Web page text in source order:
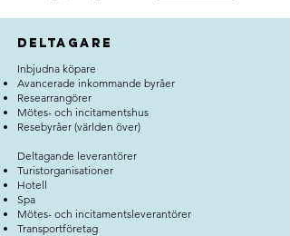
Deltagare
Inbjudna köpare
Avancerade inkommande byråer
Researrangörer
Mötes- och incitamentshus
Resebyråer (världen över)
Deltagande leverantörer
Turistorganisationer
Hotell
Spa
Mötes- och incitamentsleverantörer
Transportföretag